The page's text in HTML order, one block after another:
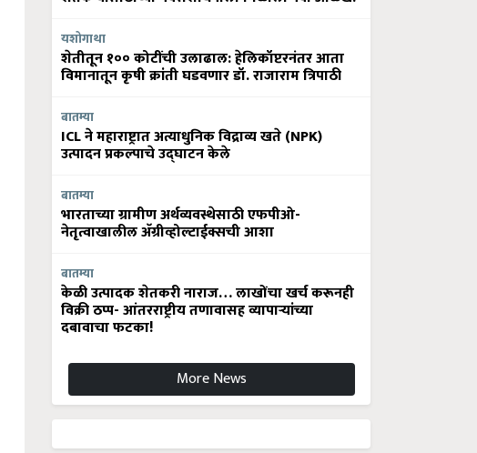
यशोगाथा
शेतीतून १०० कोटींची उलाढाल: हेलिकॉप्टरनंतर आता
विमानातून कृषी क्रांती घडवणार डॉ. राजाराम त्रिपाठी
बातम्या
ICL ने महाराष्ट्रात अत्याधुनिक विद्राव्य खते (NPK)
उत्पादन प्रकल्पाचे उद्घाटन केले
बातम्या
भारताच्या ग्रामीण अर्थव्यवस्थेसाठी एफपीओ-
नेतृत्वाखालील अ‍ॅग्रीव्होल्टाईक्सची आशा
बातम्या
केळी उत्पादक शेतकरी नाराज… लाखोंचा खर्च करूनही
विक्री ठप्प- आंतरराष्ट्रीय तणावासह व्यापाऱ्यांच्या
दबावाचा फटका!
More News